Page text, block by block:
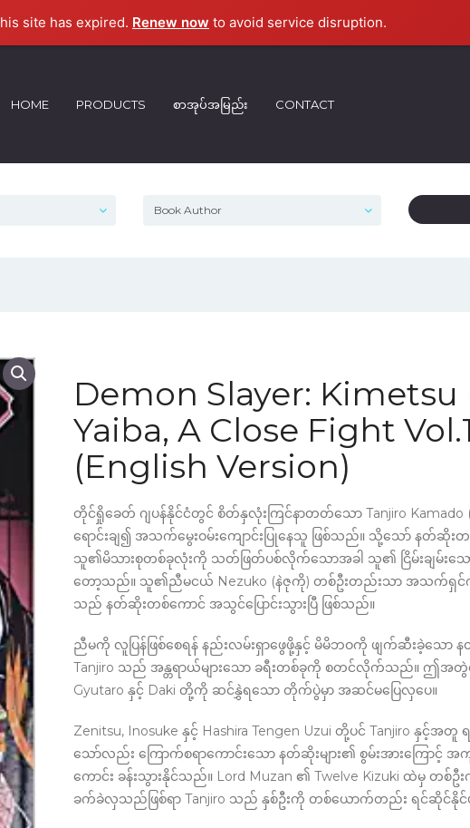
site has expired. Renew now to avoid service disruption.
HOME PRODUCTS စာအုပ်အမြည်း CONTACT
Demon Slayer: Kimetsu
Yaiba, A Close Fight
(English Version)
တိုင်ရှိုခေတ် ဂျပန်နိုင်ငံတွင် စိတ်နှလုံးကြင်နာတတ်သော Tanjiro Kamado
ရောင်းချ၍ အသက်မွေးဝမ်းကျောင်းပြုနေသူ ဖြစ်သည်။ သို့သော် နတ်ဆိုး
သူ၏မိသားစုတစ်ခုလုံးကို သတ်ဖြတ်ပစ်လိုက်သောအခါ သူ၏ ငြိမ်းချမ်းသေ
တော့သည်။ သူ၏ညီမငယ် Nezuko (နဲဇုကို) တစ်ဦးတည်းသာ အသက်ရှင်
သည် နတ်ဆိုးတစ်ကောင် အသွင်ပြောင်းသွားပြီ ဖြစ်သည်။
ညီမကို လူပြန်ဖြစ်စေရန် နည်းလမ်းရှာဖွေဖို့နှင့် မိမိဘဝကို ဖျက်ဆီးခဲ့သော န
Tanjiro သည် အန္တရာယ်များသော ခရီးတစ်ခုကို စတင်လိုက်သည်။ ဤအ
Gyutaro နှင့် Daki တို့ကို ဆင်နွှဲရသော တိုက်ပွဲမှာ အဆင်မပြေလှပေ။
Zenitsu, Inosuke နှင့် Hashira Tengen Uzui တို့ပင် Tanjiro နှင့်
သော်လည်း ကြောက်စရာကောင်းသော နတ်ဆိုးများ၏ စွမ်းအားကြောင့် အ
ကောင်း ခန်းသွားနိုင်သည်။ Lord Muzan ၏ Twelve Kizuki ထဲမှ တစ်
ခက်ခဲလှသည်ဖြစ်ရာ Tanjiro သည် နှစ်ဦးကို တစ်ယောက်တည်း ရင်ဆိုင်နိုင်